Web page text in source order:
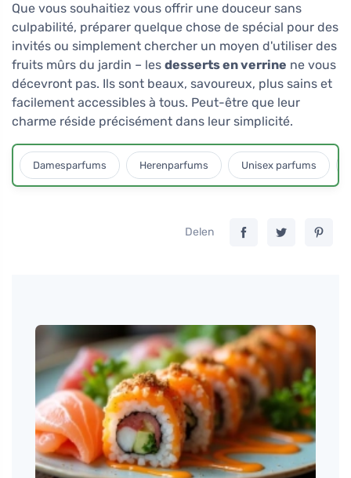
Que vous souhaitiez vous offrir une douceur sans
culpabilité, préparer quelque chose de spécial pour des
invités ou simplement chercher un moyen d'utiliser des
fruits mûrs du jardin – les desserts en verrine ne vous
décevront pas. Ils sont beaux, savoureux, plus sains et
facilement accessibles à tous. Peut-être que leur
charme réside précisément dans leur simplicité.
Damesparfums Herenparfums Unisex parfums
Delen